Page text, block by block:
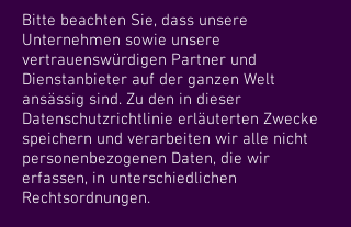
Bitte beachten Sie, dass unsere
Unternehmen sowie unsere
vertrauenswürdigen Partner und
Dienstanbieter auf der ganzen Welt
ansässig sind. Zu den in dieser
Datenschutzrichtlinie erläuterten Zwecke
speichern und verarbeiten wir alle nicht
personenbezogenen Daten, die wir
erfassen, in unterschiedlichen
Rechtsordnungen.